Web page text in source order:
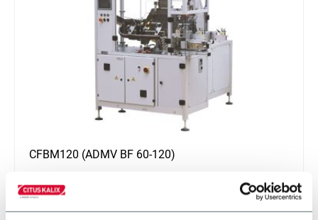
CFBM120 (ADMV BF 60-120)
Flexible blade feeding system with easy and quick
changeover (120 ppm)